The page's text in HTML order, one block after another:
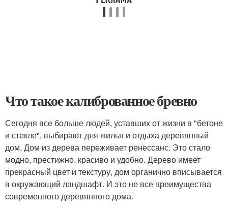
Что такое калиброванное бревно
Сегодня все больше людей, уставших от жизни в "бетоне
и стекле", выбирают для жилья и отдыха деревянный
дом. Дом из дерева переживает ренессанс. Это стало
модно, престижно, красиво и удобно. Дерево имеет
прекрасный цвет и текстуру, дом органично вписывается
в окружающий ландшафт. И это не все преимущества
современного деревянного дома.